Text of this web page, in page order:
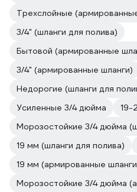
Трехслойные
3/4" (шланги для полива)
Бытовой (армированные
3/4" (армированные шланги)
Недорогие (шланги для
Усиленные 3/4 дюйма
19-
Морозостойкие 3/4 дюйма
19 мм (шланги для полива)
19 мм (армированные
Морозостойкие 3/4 дюйма